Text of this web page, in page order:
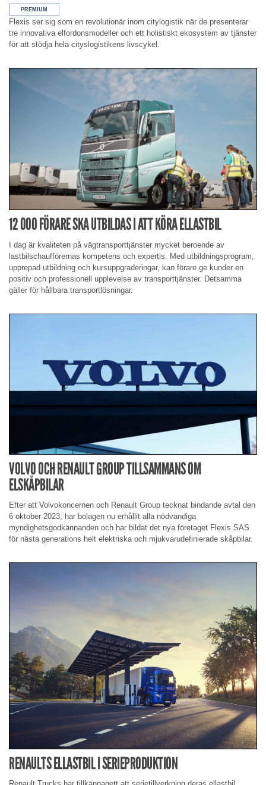
Flexis ser sig som en revolutionär inom citylogistik när de presenterar
tre innovativa elfordonsmodeller och ett holistiskt ekosystem av tjänster
för att stödja hela cityslogistikens livscykel.
12 000 FÖRARE SKA UTBILDAS I ATT KÖRA ELLASTBIL
I dag är kvaliteten på vägtransporttjänster mycket beroende av
lastbilschaufförernas kompetens och expertis. Med utbildningsprogram,
upprepad utbildning och kursuppgraderingar, kan förare ge kunder en
positiv och professionell upplevelse av transporttjänster. Detsamma
gäller för hållbara transportlösningar.
VOLVO OCH RENAULT GROUP TILLSAMMANS OM
ELSKÅPBILAR
Efter att Volvokoncernen och Renault Group tecknat bindande avtal den
6 oktober 2023, har bolagen nu erhållit alla nödvändiga
myndighetsgodkännanden och har bildat det nya företaget Flexis SAS
för nästa generations helt elektriska och mjukvarudefinierade skåpbilar.
RENAULTS ELLASTBIL I SERIEPRODUKTION